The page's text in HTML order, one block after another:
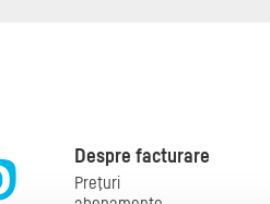
Despre facturare
Preţuri